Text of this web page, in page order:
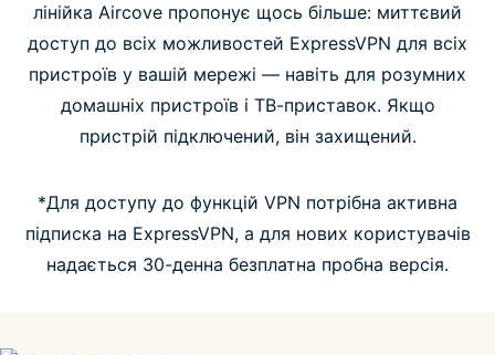
Який Aircove варто обрати?
Люди люблять Aircove
лінійка Aircove пропонує щось більше: миттєвий
доступ до всіх можливостей ExpressVPN для всіх
пристроїв у вашій мережі — навіть для розумних
домашніх пристроїв і ТВ-приставок. Якщо
пристрій підключений, він захищений.
*Для доступу до функцій VPN потрібна активна
підписка на ExpressVPN, а для нових користувачів
надається 30-денна безплатна пробна версія.